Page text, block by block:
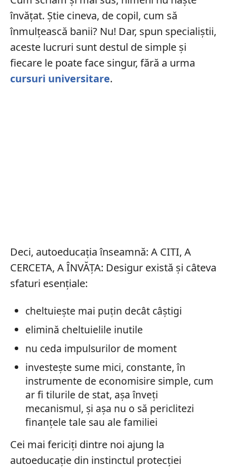
învățat. Știe cineva, de copil, cum să
înmulțească banii? Nu! Dar, spun specialiștii,
aceste lucruri sunt destul de simple și
fiecare le poate face singur, fără a urma
cursuri universitare.
Deci, autoeducația înseamnă: A CITI, A
CERCETA, A ÎNVĂȚA: Desigur există și câteva
sfaturi esențiale:
cheltuiește mai puțin decât câștigi
elimină cheltuielile inutile
nu ceda impulsurilor de moment
investește sume mici, constante, în
instrumente de economisire simple, cum
ar fi tilurile de stat, așa înveți
mecanismul, și așa nu o să periclitezi
finanțele tale sau ale familiei
Cei mai fericiți dintre noi ajung la
autoeducație din instinctul protecției